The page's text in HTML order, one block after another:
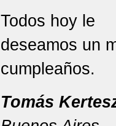
Todos hoy le
deseamos un
cumpleaños.
Tomás